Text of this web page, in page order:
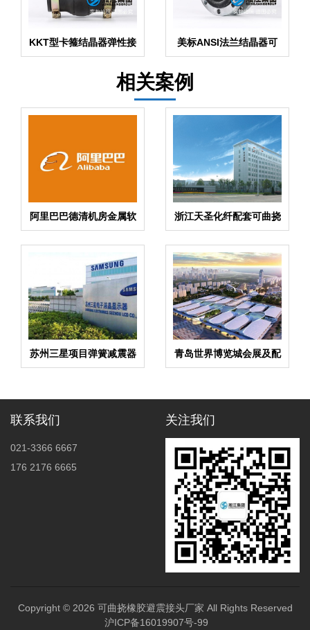
KKT型卡箍结晶器弹性接
头
美标ANSI法兰结晶器可
曲绕橡胶接头
相关案例
阿里巴巴德清机房金属软
管案例
浙江天圣化纤配套可曲挠
橡胶接头案例
苏州三星项目弹簧减震器
案例
青岛世界博览城会展及配
套项目暖通工程国标淞江
联系我们
021-3366 6667
176 2176 6665
关注我们
Copyright © 2026 可曲挠橡胶避震接头厂家 All Rights Reserved
沪ICP备16019907号-99